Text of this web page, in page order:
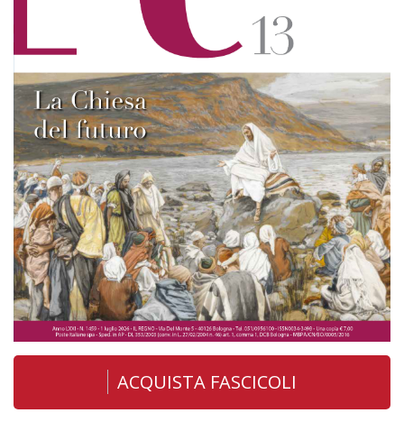
ACQUISTA FASCICOLI